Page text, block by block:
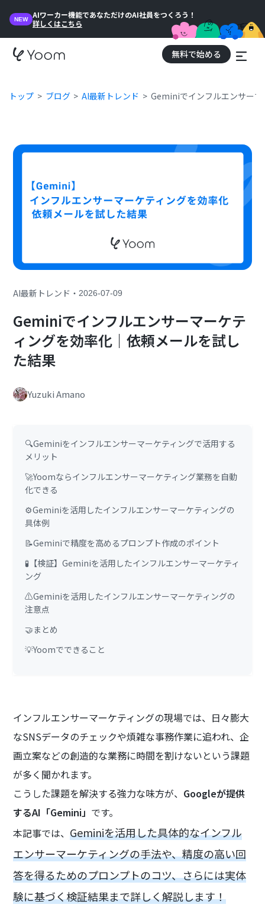
NEW
AIワーカー機能であなただけのAI社員をつくろう！
詳しくはこちら
無料で始める
トップ ブログ AI最新トレンド Geminiでインフルエンサー
AI最新トレンド ・2026-07-09
Geminiでインフルエンサーマーケテ
ィングを効率化｜依頼メールを試し
た結果
Yuzuki Amano
🔍Geminiをインフルエンサーマーケティングで活用する
メリット
🚀Yoomならインフルエンサーマーケティング業務を自動
化できる
⚙️Geminiを活用したインフルエンサーマーケティングの
具体例
📝Geminiで精度を高めるプロンプト作成のポイント
🧪【検証】Geminiを活用したインフルエンサーマーケティ
ング
⚠️Geminiを活用したインフルエンサーマーケティングの
注意点
🤝まとめ
💡Yoomでできること
インフルエンサーマーケティングの現場では、日々膨大
なSNSデータのチェックや煩雑な事務作業に追われ、企
画立案などの創造的な業務に時間を割けないという課題
が多く聞かれます。
こうした課題を解決する強力な味方が、 Googleが提供
するAI「Gemini」 です。
本記事では、Geminiを活用した具体的なインフル
エンサーマーケティングの手法や、精度の高い回
答を得るためのプロンプトのコツ、さらには実体
験に基づく検証結果まで詳しく解説します！